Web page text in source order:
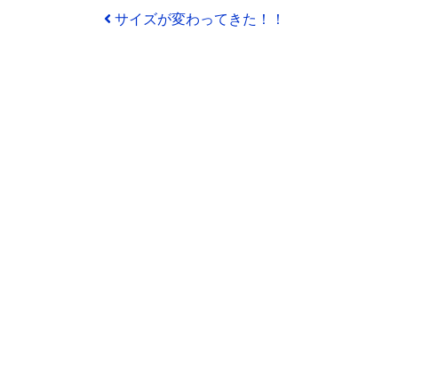
投稿ナビゲーション
サイズが変わってきた！！